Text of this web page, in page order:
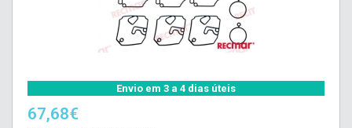
Envio em 3 a 4 dias úteis
67,68€